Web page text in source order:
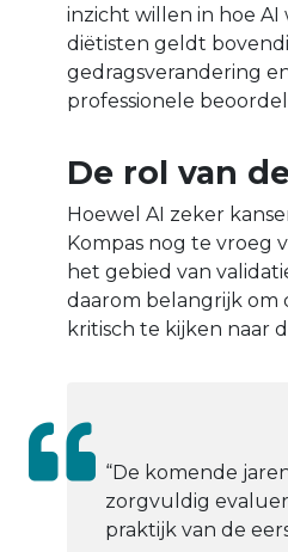
inzicht willen in hoe
diëtisten geldt
gedragsverandering
professionele
De rol van
Hoewel AI zeker
Kompas nog te vroeg
het gebied van
daarom belangrijk om
kritisch te kijken naar
“De komende
zorgvuldig
praktijk van de